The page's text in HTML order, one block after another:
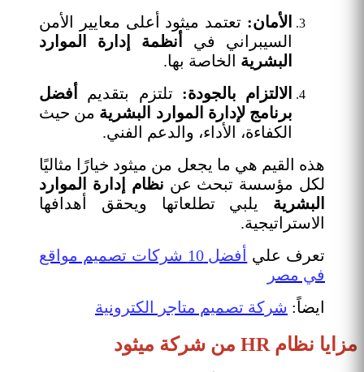
الأمان: تعتمد ميثود أعلى معايير الأمن
السيبراني في
أنظمة إدارة الموارد
البشرية الخاصة بها.
الالتزام بالجودة: تلتزم بتقديم
أفضل
برنامج لإدارة الموارد البشرية من حيث
الكفاءة، الأداء، والدعم الفني.
هذه القيم هي ما يجعل من ميثود خيارًا مثاليًا
لكل مؤسسة تبحث عن نظام إدارة الموارد
البشرية يلبي تطلعاتها ويحقق أهدافها
الاستراتيجية.
تعرف علي
أفضل 10 شركات تصميم مواقع
في مصر
ايضاً: شركة تصميم متاجر الكترونية
مزايا نظام HR من شركة ميثود